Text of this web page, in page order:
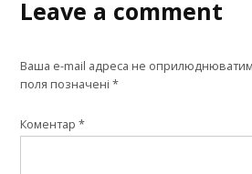
Leave a comment
Ваша e-mail адреса не
поля позначені*
Коментар*